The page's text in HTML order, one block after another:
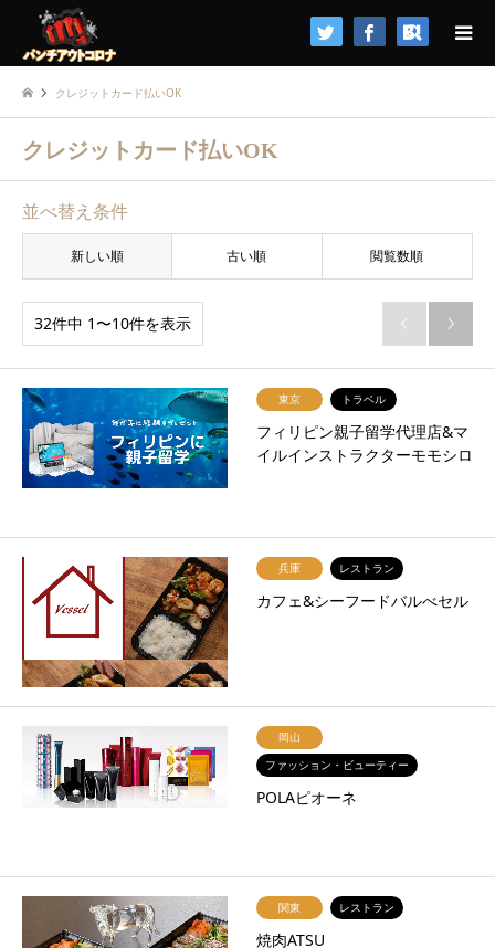
検索
クレジットカード払いOK
クレジットカード払いOK
並べ替え条件
新しい順 古い順 閲覧数順
32件中 1〜10件を表示  
東京 トラベル
フィリピン親子留学代理店&マ
イルインストラクターモモシロ
兵庫 レストラン
カフェ&シーフードバルべセル
岡山
ファッション・ビューティー
POLAピオーネ
関東 レストラン
焼肉ATSU